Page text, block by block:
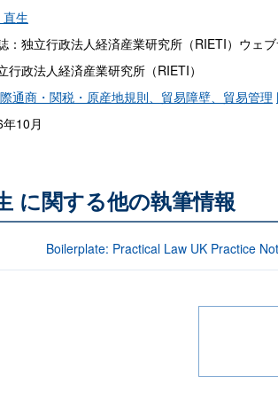
生
：独立行政法人経済産業研究所（RIETI）ウェブ
行政法人経済産業研究所（RIETI）
通商・関税・原産地規則、貿易障壁、貿易管理
10月
に関する他の執筆情報
Boilerplate: Practical Law UK Practice